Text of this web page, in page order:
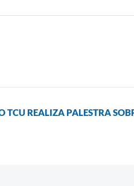
TCU REALIZA PALESTRA